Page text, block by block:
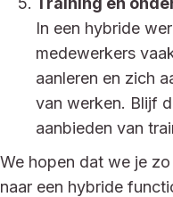
In een hybride
medewerkers
aanleren en zich
van werken. Blijf
aanbieden van
We hopen dat we je
naar een hybride